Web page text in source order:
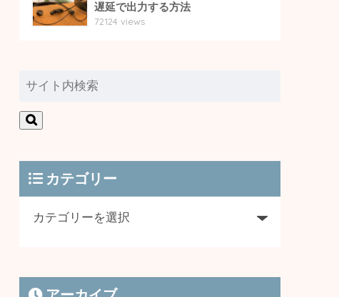
遅延で出力する方法
72124 views
カテゴリー